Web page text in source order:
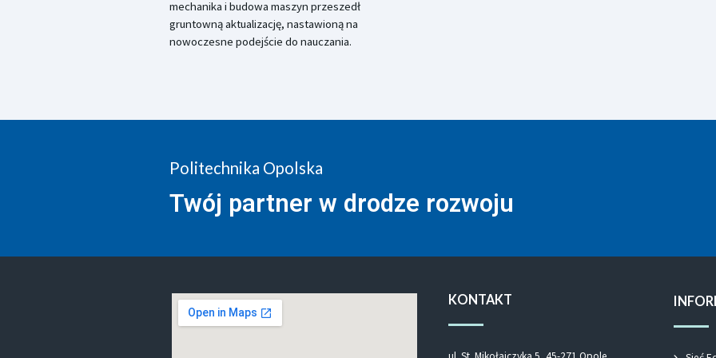
mechanika i budowa maszyn przeszedł
gruntowną aktualizację, nastawioną na
nowoczesne podejście do nauczania.
Politechnika Opolska
Twój partner w drodze rozwoju
KONTAKT